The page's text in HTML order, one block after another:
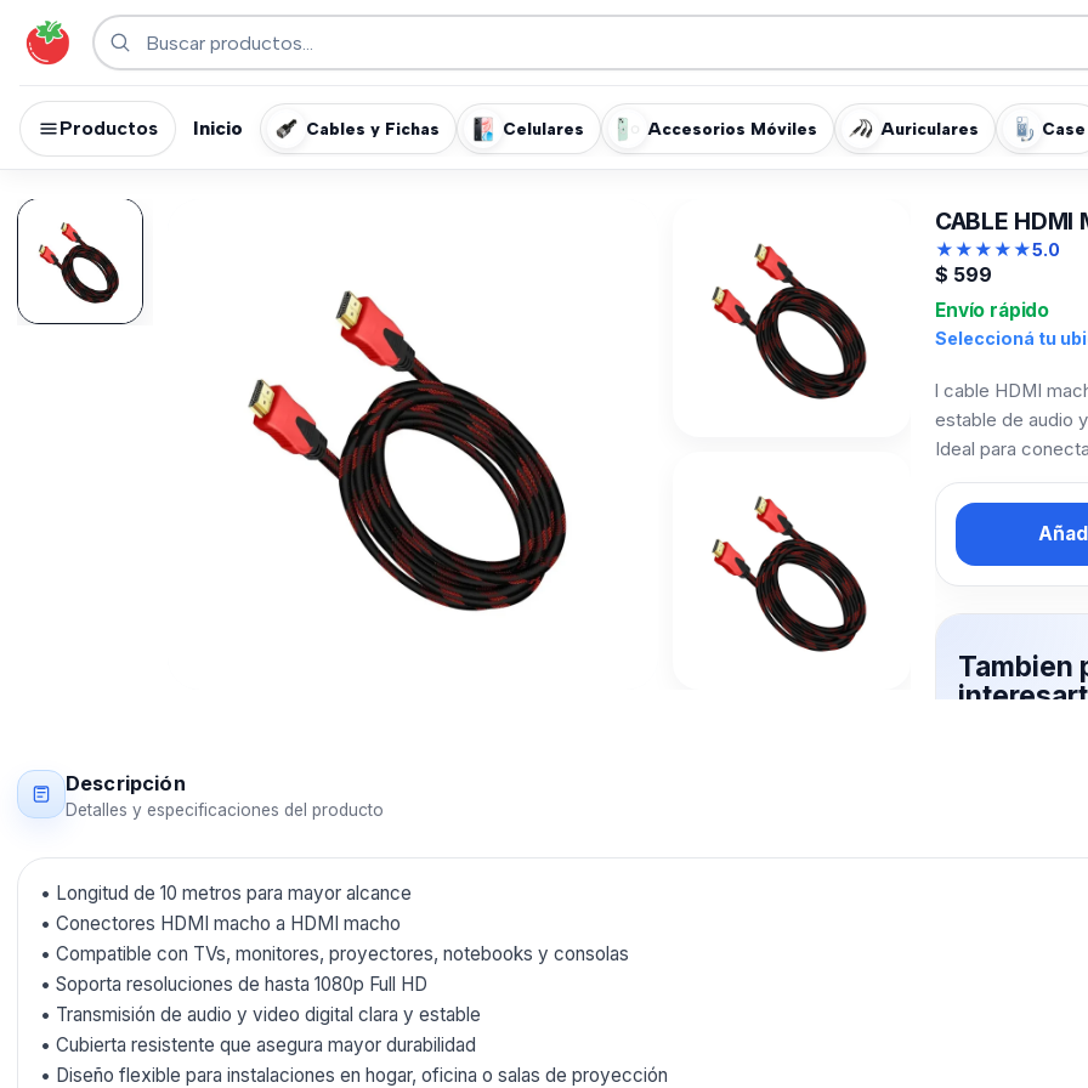
Productos Inicio Cables y Fichas Celulares Accesorios Móviles Auriculares Case
CABLE HDMI
★★★★★5.0
$ 599
Envío rápido
Seleccioná tu
l cable HDMI
estable de audio
Ideal para
Tambien
Descripción
Detalles y especificaciones del producto
• Longitud de 10 metros para mayor alcance
• Conectores HDMI macho a HDMI macho
• Compatible con TVs, monitores, proyectores, notebooks y consolas
• Soporta resoluciones de hasta 1080p Full HD
• Transmisión de audio y video digital clara y estable
• Cubierta resistente que asegura mayor durabilidad
• Diseño flexible para instalaciones en hogar, oficina o salas de proyección